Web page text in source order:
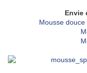
Envie
Mousse